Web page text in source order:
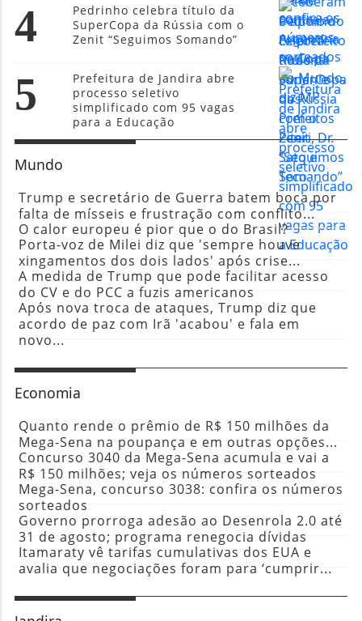
4
Pedrinho celebra título da
SuperCopa da Rússia com o
Zenit “Seguimos Somando”
5
Prefeitura de Jandira abre
processo seletivo
simplificado com 95 vagas
para a Educação
Mundo
Trump e secretário de Guerra batem boca por
falta de mísseis e frustração com conflito...
O calor europeu é pior que o do Brasil?
Porta-voz de Milei diz que 'sempre houve
xingamentos dos dois lados' após crise...
A medida de Trump que pode facilitar acesso
do CV e do PCC a fuzis americanos
Após nova troca de ataques, Trump diz que
acordo de paz com Irã 'acabou' e fala em
novo...
Economia
Quanto rende o prêmio de R$ 150 milhões da
Mega-Sena na poupança e em outras opções...
Concurso 3040 da Mega-Sena acumula e vai a
R$ 150 milhões; veja os números sorteados
Mega-Sena, concurso 3038: confira os números
sorteados
Governo prorroga adesão ao Desenrola 2.0 até
31 de agosto; programa renegocia dívidas
Itamaraty vê tarifas cumulativas dos EUA e
avalia que negociações foram para ‘cumprir...